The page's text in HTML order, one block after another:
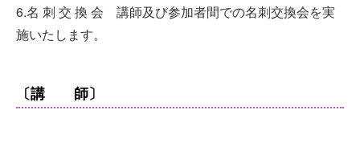
6.名 刺 交 換 会 講師及び参加者間での名刺交換会を実
施いたします。
〔講 師〕